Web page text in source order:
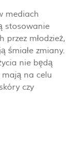
mediach
stosowanie
przez młodzież,
śmiałe zmiany.
nie będą
na celu
czy